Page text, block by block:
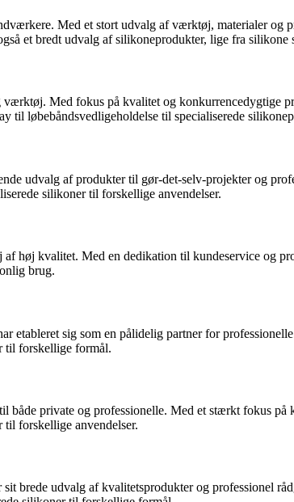
Med et stort udvalg af værktøj, materialer og
et bredt udvalg af silikoneprodukter, lige fra
Med fokus på kvalitet og konkurrencedygtige
til løbebåndsvedligeholdelse til specialiserede
udvalg af produkter til gør-det-selv-projekter og
silikoner til forskellige anvendelser.
høj kvalitet. Med en dedikation til kundeservice og
brug.
etableret sig som en pålidelig partner for
til forskellige formål.
private og professionelle. Med et stærkt fokus
til forskellige anvendelser.
brede udvalg af kvalitetsprodukter og professionel